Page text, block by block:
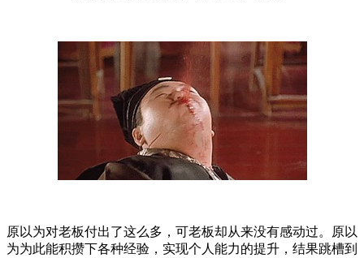
原以为对老板付出了这么多，可老板却从来没有感动过。原以
为为此能积攒下各种经验，实现个人能力的提升，结果跳槽到